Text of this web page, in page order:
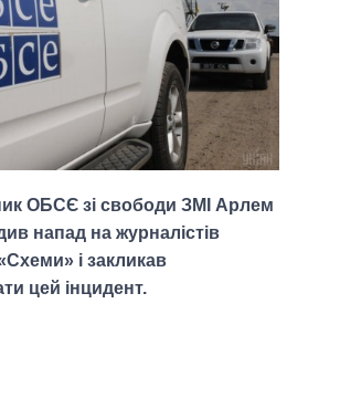
ОБСЄ зі свободи ЗМІ Арлем
напад на журналістів
і закликав
цей інцидент.